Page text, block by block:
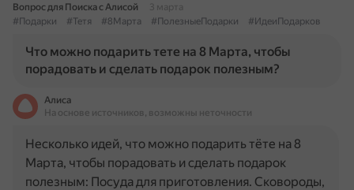
Вопрос для Поиска с Алисой
3 марта
#Подарки
#Тетя #8Марта #ПолезныеПодарки #ИдеиПодарков
Что можно подарить тете на 8 Марта, чтобы
порадовать и сделать подарок полезным?
Алиса
На основе источников, возможны неточности
Несколько идей, что можно подарить тёте на 8
Марта, чтобы порадовать и сделать подарок
полезным: Посуда для приготовления. Сковороды,